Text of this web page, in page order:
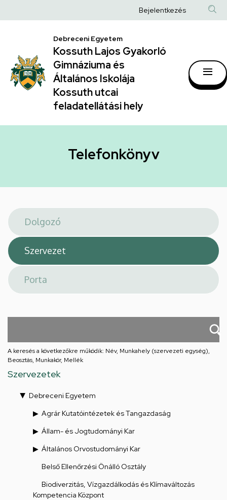
|
Kossuth
Lajos
Gyakorló
Gimnáziuma
Általános
hely
a
Anonim
fiók
Bejelentkezés
Debreceni Egyetem
Kossuth Lajos Gyakorló
Gimnáziuma és
Általános Iskolája
Kossuth utcai
feladatellátási hely
Telefonkönyv
A keresés a következőkre működik: Név, Munkahely (szervezeti egység),
Beosztás, Munkakör, Mellék
Szervezetek
Debreceni Egyetem
Agrár Kutatóintézetek és Tangazdaság
Állam- és Jogtudományi Kar
Általános Orvostudományi Kar
Belső Ellenőrzési Önálló Osztály
Biodiverzitás, Vízgazdálkodás és Klímaváltozás
Kompetencia Központ